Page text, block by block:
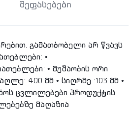
შეფასებები
გამათბობელი არ წვავს
•
• მუშაობის ორი
400 მმ • სიღრმე :103 მმ •
ცვლილებები პროდუქტის
მაღაზია